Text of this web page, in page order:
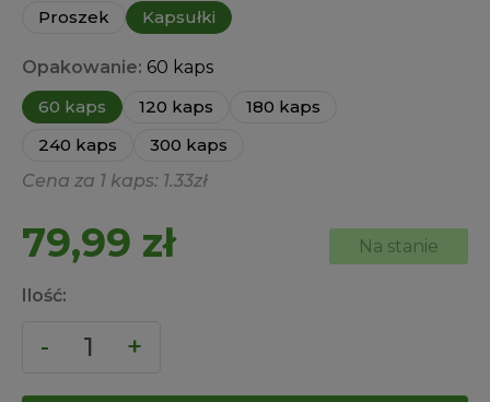
Proszek
Kapsułki
Opakowanie: 60 kaps
60 kaps
120 kaps
180 kaps
240 kaps
300 kaps
Cena za 1 kaps: 1.33zł
79,99 zł Na stanie
Ilość: